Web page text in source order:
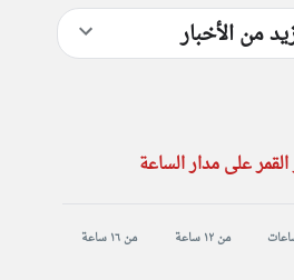
من الأخبار
على مدار الساعة
من ١٢ ساعة من ١٦ ساعة